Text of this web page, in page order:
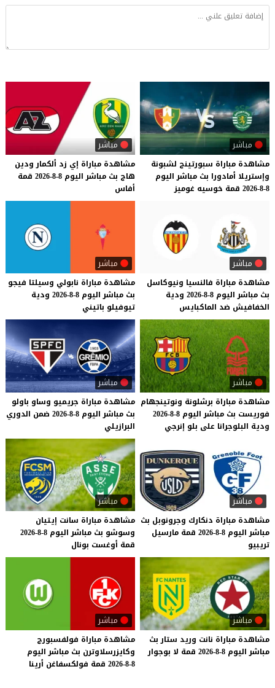
مباشر
مشاهدة مباراة سبورتينج لشبونة
وإستريلا أمادورا بث مباشر اليوم
8-8-2026
قمة خوسيه غوميز
مباشر
مشاهدة مباراة إي زد ألكمار ودين
هاج بث مباشر اليوم 8-8-2026
قمة
أفاس
مباشر
مشاهدة مباراة فالنسيا ونيوكاسل
بث مباشر اليوم 8-8-2026
ودية
الخفافيش ضد الماكبايس
مباشر
مشاهدة مباراة نابولي وسيلتا فيجو
بث مباشر اليوم 8-8-2026
ودية
تيوفيلو باتيني
مباشر
مشاهدة مباراة برشلونة ونوتينجهام
فوريست بث مباشر اليوم 8-8-2026
ودية البلوجرانا على بلو إنرجي
مباشر
مشاهدة مباراة جريميو وساو باولو
بث مباشر اليوم 8-8-2026 ضمن الدوري
البرازيلي
مباشر
مشاهدة مباراة دنكارك وجرونوبل بث
مباشر اليوم 8-8-2026 قمة مارسيل
تريبيو
مباشر
مشاهدة مباراة سانت إيتيان
وسوشو بث مباشر اليوم 8-8-2026
قمة أوغست بونال
مباشر
مشاهدة مباراة نانت وريد ستار بث
مباشر اليوم 8-8-2026 قمة لا بوجوار
مباشر
مشاهدة مباراة فولفسبورج
وكايزرسلاوترن بث مباشر اليوم
8-8-2026
قمة فولكسفاغن أرينا